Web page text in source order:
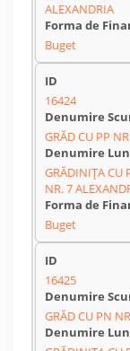
ALEXANDRIA
Buget
16424
GRĂD CU PP
GRĂDINIȚA CU
NR. 7
Buget
16425
GRĂD CU PN